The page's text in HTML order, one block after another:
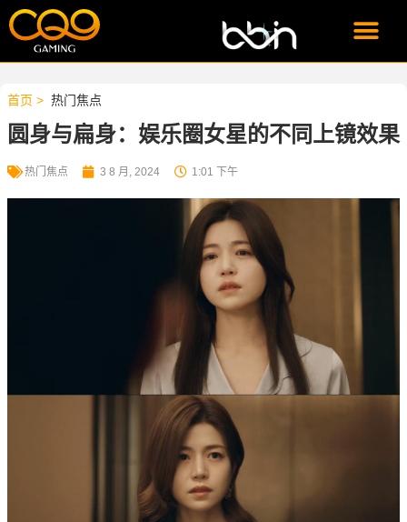
首页 > 热门焦点
圆身与扁身：娱乐圈女星的不同上镜效果
热门焦点 3 8 月, 2024 1:01 下午